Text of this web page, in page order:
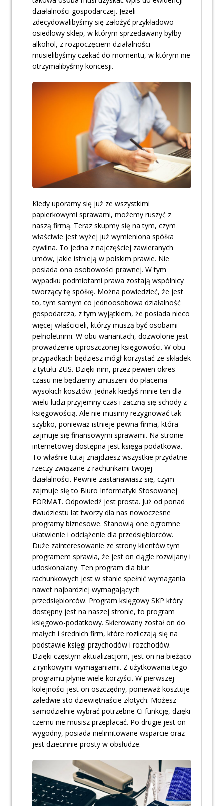
działalności gospodarczej. Jeżeli
zdecydowalibyśmy się założyć przykładowo
osiedlowy sklep, w którym sprzedawany byłby
alkohol, z rozpoczęciem działalności
musielibyśmy czekać do momentu, w którym nie
otrzymalibyśmy koncesji.
Kiedy uporamy się już ze wszystkimi
papierkowymi sprawami, możemy ruszyć z
naszą firmą. Teraz skupmy się na tym, czym
właściwie jest wyżej już wymieniona spółka
cywilna. To jedna z najczęściej zawieranych
umów, jakie istnieją w polskim prawie. Nie
posiada ona osobowości prawnej. W tym
wypadku podmiotami prawa zostają wspólnicy
tworzący tę spółkę. Można powiedzieć, że jest
to, tym samym co jednoosobowa działalność
gospodarcza, z tym wyjątkiem, że posiada nieco
więcej właścicieli, którzy muszą być osobami
pełnoletnimi. W obu wariantach, dozwolone jest
prowadzenie uproszczonej księgowości. W obu
przypadkach będziesz mógł korzystać ze składek
z tytułu ZUS. Dzięki nim, przez pewien okres
czasu nie będziemy zmuszeni do płacenia
wysokich kosztów. Jednak kiedyś minie ten dla
wielu ludzi przyjemny czas i zaczną się schody z
księgowością. Ale nie musimy rezygnować tak
szybko, ponieważ istnieje pewna firma, która
zajmuje się finansowymi sprawami. Na stronie
internetowej dostępna jest księga podatkowa.
To właśnie tutaj znajdziesz wszystkie przydatne
rzeczy związane z rachunkami twojej
działalności. Pewnie zastanawiasz się, czym
zajmuje się to Biuro Informatyki Stosowanej
FORMAT. Odpowiedź jest prosta. Już od ponad
dwudziestu lat tworzy dla nas nowoczesne
programy biznesowe. Stanowią one ogromne
ułatwienie i odciążenie dla przedsiębiorców.
Duże zainteresowanie ze strony klientów tym
programem sprawia, że jest on ciągle rozwijany i
udoskonalany. Ten program dla biur
rachunkowych jest w stanie spełnić wymagania
nawet najbardziej wymagających
przedsiębiorców. Program księgowy SKP który
dostępny jest na naszej stronie, to program
księgowo-podatkowy. Skierowany został on do
małych i średnich firm, które rozliczają się na
podstawie księgi przychodów i rozchodów.
Dzięki częstym aktualizacjom, jest on na bieżąco
z rynkowymi wymaganiami. Z użytkowania tego
programu płynie wiele korzyści. W pierwszej
kolejności jest on oszczędny, ponieważ kosztuje
zaledwie sto dziewiętnaście złotych. Możesz
samodzielnie wybrać potrzebne Ci funkcję, dzięki
czemu nie musisz przepłacać. Po drugie jest on
wygodny, posiada nielimitowane wsparcie oraz
jest dziecinnie prosty w obsłudze.